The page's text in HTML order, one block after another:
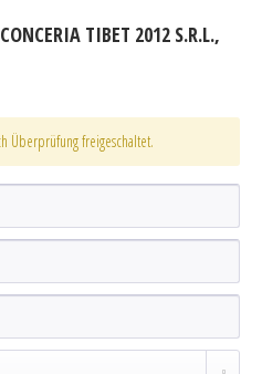
TIBET 2012 S.R.L.,
Überprüfung freigeschaltet.